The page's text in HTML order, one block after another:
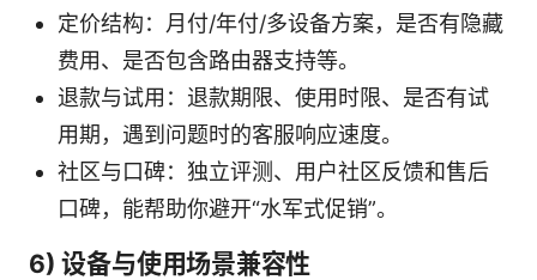
定价结构：月付/年付/多设备方案，是否有隐藏
费用、是否包含路由器支持等。
退款与试用：退款期限、使用时限、是否有试
用期，遇到问题时的客服响应速度。
社区与口碑：独立评测、用户社区反馈和售后
口碑，能帮助你避开“水军式促销”。
6) 设备与使用场景兼容性